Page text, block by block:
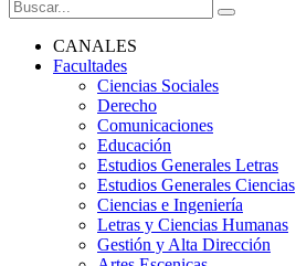
CANALES
Facultades
Ciencias Sociales
Derecho
Comunicaciones
Educación
Estudios Generales Letras
Estudios Generales Ciencias
Ciencias e Ingeniería
Letras y Ciencias Humanas
Gestión y Alta Dirección